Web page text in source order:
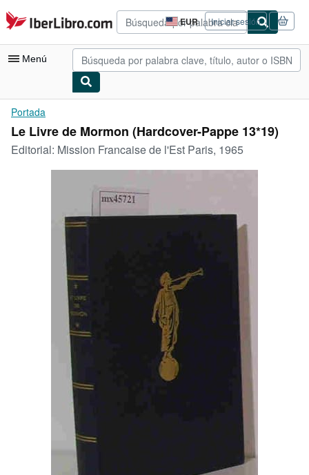
Pasar al contenido principal
IberLibro.com EUR
Preferencias
de
compra
del
Iniciar sesión
Menú
Mi cuenta
Consultar mis pedidos
Arte y coleccionismo
Comenzar a vender
CERRAR
Portada
Le Livre de Mormon (Hardcover-Pappe 13*19)
Editorial: Mission Francaise de l'Est Paris, 1965